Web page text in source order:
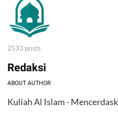
2533 posts
Redaksi
ABOUT AUTHOR
Kuliah Al Islam -